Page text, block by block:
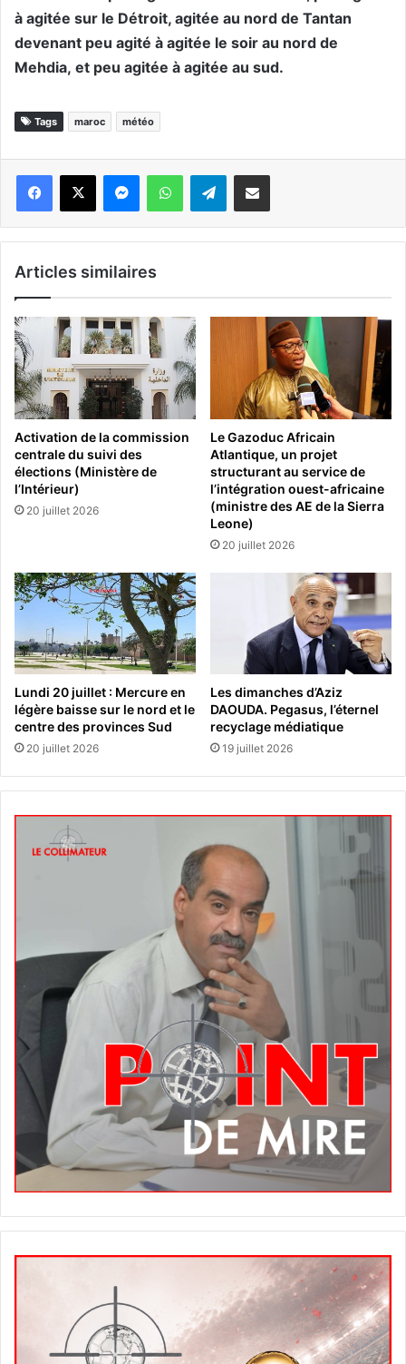
à agitée sur le Détroit, agitée au nord de Tantan
devenant peu agité à agitée le soir au nord de
Mehdia, et peu agitée à agitée au sud.
Tags maroc météo
WhatsApp Telegram
Articles similaires
Activation de la commission
centrale du suivi des
élections (Ministère de
l’Intérieur)
20 juillet 2026
Le Gazoduc Africain
Atlantique, un projet
structurant au service de
l’intégration ouest-africaine
(ministre des AE de la Sierra
Leone)
20 juillet 2026
Lundi 20 juillet : Mercure en
légère baisse sur le nord et le
centre des provinces Sud
20 juillet 2026
Les dimanches d’Aziz
DAOUDA. Pegasus, l’éternel
recyclage médiatique
19 juillet 2026